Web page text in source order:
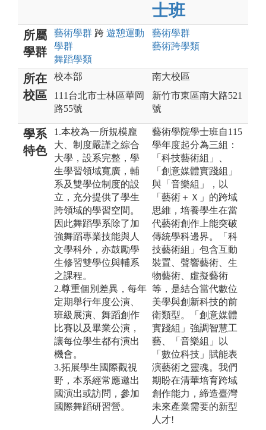
士班
所屬
學群
藝術學群 跨 遊憩運動
學群
舞蹈學類
藝術學群
藝術跨學類
所在
校區
校本部
111台北市士林區華岡
路55號
南大校區
新竹市東區南大路521
號
學系
特色
1.本校為一所規模龐
大、制度嚴謹之綜合
大學，設系完整，學
生學習領域寬廣，輔
系及雙學位制度的設
立，充分提供了學生
跨領域的學習空間。
因此舞蹈學系除了加
強舞蹈專業技能與人
文學科外，亦鼓勵學
生修習雙學位與輔系
之課程。
2.尊重個別差異，每年
定期舉行年度公演、
班級展演、舞蹈創作
比賽以及畢業公演，
讓每位學生都有演出
機會。
3.拓展學生國際觀視
野，本系經常應邀出
國演出或訪問，參加
國際舞蹈研習營。
藝術學院學士班自115
學年度起分為三組：
「科技藝術組」、
「創意媒體實踐組」
與「音樂組」，以
「藝術＋Ｘ」的跨域
思維，培養學生在當
代藝術創作上能突破
傳統學科邊界。「科
技藝術組」包含互動
裝置、聲響藝術、生
物藝術、虛擬藝術
等，是結合當代數位
美學與創新科技的前
衛類型。「創意媒體
實踐組」強調智慧工
藝、「音樂組」以
「數位科技」賦能表
演藝術之靈魂。我們
期盼在清華培育跨域
創作能力，締造臺灣
未來產業需要的新型
人才!